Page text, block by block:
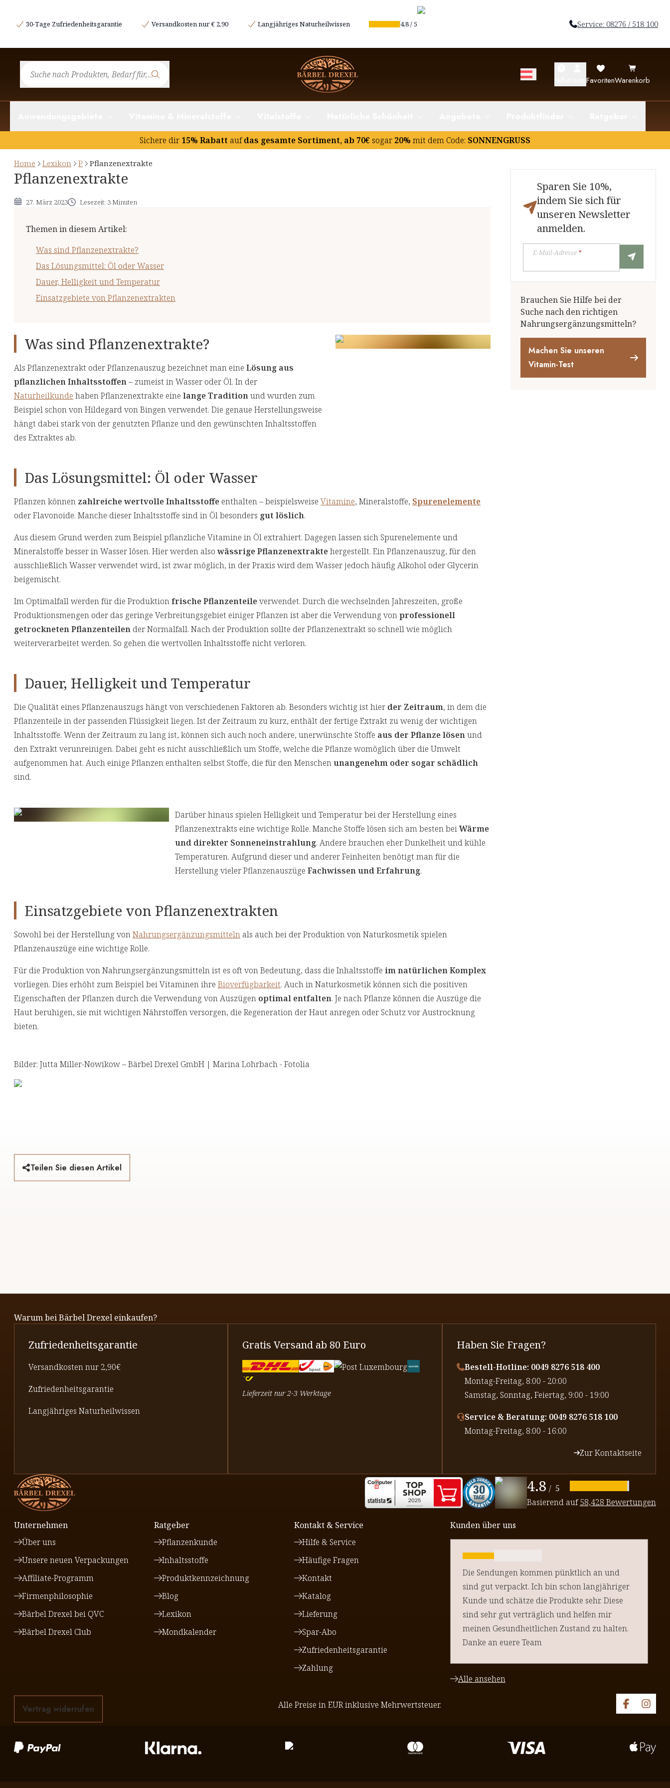
30-Tage Zufriedenheitsgarantie Versandkosten nur € 2,90 Langjähriges Naturheilwissen 4.8/5 Service: 08276 / 518 100
FavoritenWarenkorb
Sichere dir 15% Rabatt aufdas gesamte Sortiment, ab 70€ sogar 20% mit dem Code: SONNENGRUSS
Home Lexikon P Pflanzenextrakte
Pflanzenextrakte
27. März 2023 Lesezeit: 3 Minuten
Themen in diesem Artikel:
Was sind Pflanzenextrakte?
Das Lösungsmittel: Öl oder Wasser
Dauer, Helligkeit und Temperatur
Einsatzgebiete von Pflanzenextrakten
Was sind Pflanzenextrakte?
Einsatzgebiete von Pflanzenextrakten
Was sind Pflanzenextrakte?
Als Pflanzenextrakt oder Pflanzenauszug bezeichnet man eine Lösung aus
pflanzlichen Inhaltsstoffen– zumeist in Wasser oder Öl. In der
Naturheilkunde haben Pflanzenextrakte eine lange Traditionund wurden zum
Beispiel schon von Hildegard von Bingen verwendet. Die genaue Herstellungsweise
hängt dabei stark von der genutzten Pflanze und den gewünschten Inhaltsstoffen
des Extraktes ab.
Das Lösungsmittel: Öl oder Wasser
Pflanzen können zahlreiche wertvolle Inhaltsstoffe enthalten – beispielsweise Vitamine, Mineralstoffe, Spurenelemente
oder Flavonoide. Manche dieser Inhaltsstoffe sind in Öl besonders gut löslich.
Aus diesem Grund werden zum Beispiel pflanzliche Vitamine in Öl extrahiert. Dagegen lassen sich Spurenelemente und
Mineralstoffe besser in Wasser lösen. Hier werden also wässrige Pflanzenextraktehergestellt. Ein Pflanzenauszug, für den
ausschließlich Wasser verwendet wird, ist zwar möglich, in der Praxis wird dem Wasser jedoch häufig Alkohol oder Glycerin
beigemischt.
Im Optimalfall werden für die Produktionfrische Pflanzenteileverwendet. Durch die wechselnden Jahreszeiten, große
Produktionsmengen oder das geringe Verbreitungsgebiet einiger Pflanzen ist aber die Verwendung vonprofessionell
getrockneten Pflanzenteilen der Normalfall. Nach der Produktion sollte der Pflanzenextrakt so schnell wie möglich
weiterverarbeitet werden. So gehen die wertvollen Inhaltsstoffe nicht verloren.
Dauer, Helligkeit und Temperatur
Die Qualität eines Pflanzenauszugs hängt von verschiedenen Faktoren ab. Besonders wichtig ist hier der Zeitraum, in dem die
Pflanzenteile in der passenden Flüssigkeit liegen. Ist der Zeitraum zu kurz, enthält der fertige Extrakt zu wenig der wichtigen
Inhaltsstoffe. Wenn der Zeitraum zu lang ist, können sich auch noch andere, unerwünschte Stoffe aus der Pflanze lösenund
den Extrakt verunreinigen. Dabei geht es nicht ausschließlich um Stoffe, welche die Pflanze womöglich über die Umwelt
aufgenommen hat. Auch einige Pflanzen enthalten selbst Stoffe, die für den Menschenunangenehm oder sogar schädlich
sind.
Darüber hinaus spielen Helligkeit und Temperatur bei der Herstellung eines
Pflanzenextrakts eine wichtige Rolle. Manche Stoffe lösen sich am besten beiWärme
und direkter Sonneneinstrahlung. Andere brauchen eher Dunkelheit und kühle
Temperaturen. Aufgrund dieser und anderer Feinheiten benötigt man für die
Herstellung vieler Pflanzenauszüge Fachwissen und Erfahrung.
Einsatzgebiete von Pflanzenextrakten
Sowohl bei der Herstellung vonNahrungsergänzungsmitteln als auch bei der Produktion von Naturkosmetik spielen
Pflanzenauszüge eine wichtige Rolle.
Für die Produktion von Nahrungsergänzungsmitteln ist es oft von Bedeutung, dass die Inhaltsstoffe im natürlichen Komplex
vorliegen. Dies erhöht zum Beispiel bei Vitaminen ihre Bioverfügbarkeit. Auch in Naturkosmetik können sich die positiven
Eigenschaften der Pflanzen durch die Verwendung von Auszügen optimal entfalten. Je nach Pflanze können die Auszüge die
Haut beruhigen, sie mit wichtigen Nährstoffen versorgen, die Regeneration der Haut anregen oder Schutz vor Austrocknung
bieten.
Bilder: Jutta Miller-Nowikow – Bärbel Drexel GmbH | Marina Lohrbach - Fotolia
Teilen Sie diesen Artikel
Sparen Sie 10%,
indem Sie sich für
unseren Newsletter
anmelden.
E-Mail-Adresse*
Brauchen Sie Hilfe bei der
Suche nach den richtigen
Nahrungsergänzungsmitteln?
Machen Sie unseren
Vitamin-Test
Warum bei Bärbel Drexel einkaufen?
Zufriedenheitsgarantie
Versandkosten nur 2,90€
Zufriedenheitsgarantie
Langjähriges Naturheilwissen
Gratis Versand ab 80 Euro
Lieferzeit nur 2-3 Werktage
Haben Sie Fragen?
Bestell-Hotline: 0049 8276 518 400
⁠Montag-Freitag, 8:00 - 20:00
⁠Samstag, Sonntag, Feiertag, 9:00 - 19:00
Service & Beratung: 0049 8276 518 100
⁠Montag-Freitag, 8:00 - 16:00
Zur Kontaktseite
4.8 / 5
Basierend auf58,428 Bewertungen
Unternehmen
Über uns
Unsere neuen Verpackungen
Affiliate-Programm
Firmenphilosophie
Bärbel Drexel bei QVC
Bärbel Drexel Club
Ratgeber
Pflanzenkunde
Inhaltsstoffe
Produktkennzeichnung
Blog
Lexikon
Mondkalender
Kontakt & Service
Hilfe & Service
Häufige Fragen
Kontakt
Katalog
Lieferung
Spar-Abo
Zufriedenheitsgarantie
Zahlung
Kunden über uns
Die Sendungen kommen pünktlich an und
sind gut verpackt. Ich bin schon langjähriger
Kunde und schätze die Produkte sehr. Diese
sind sehr gut verträglich und helfen mir
meinen Gesundheitlichen Zustand zu halten.
Danke an euere Team
Alle ansehen
Vertrag widerrufen Alle Preise in EUR inklusive Mehrwertsteuer.